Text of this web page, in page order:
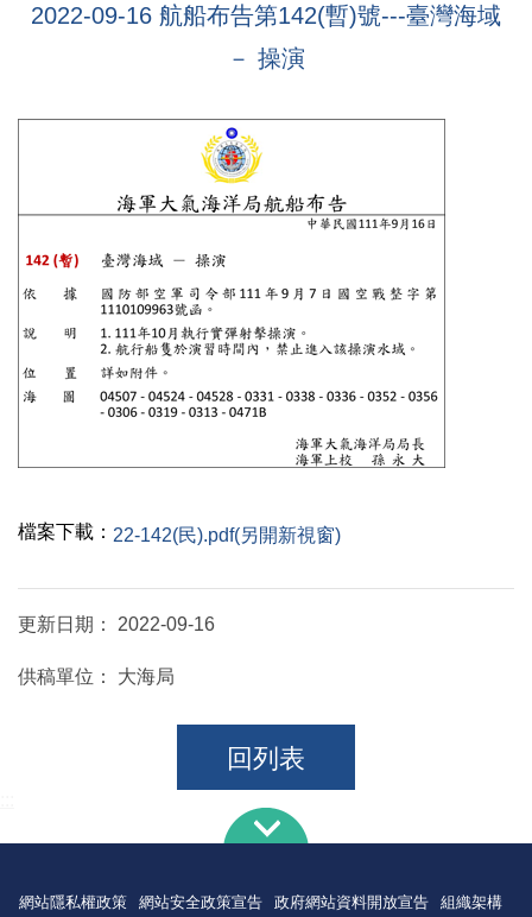
2022-09-16 航船布告第142(暫)號---臺灣海域
－ 操演
檔案下載： 22-142(民).pdf(另開新視窗)
更新日期： 2022-09-16
供稿單位： 大海局
回列表
網站隱私權政策 網站安全政策宣告 政府網站資料開放宣告
組織架構